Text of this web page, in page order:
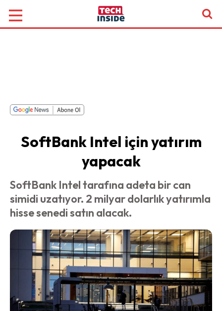
SoftBank Intel için yatırım
yapacak
SoftBank Intel tarafına adeta bir can
simidi uzatıyor. 2 milyar dolarlık yatırımla
hisse senedi satın alacak.